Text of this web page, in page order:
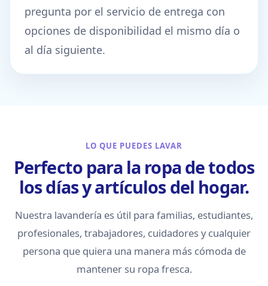
pregunta por el servicio de entrega con
opciones de disponibilidad el mismo día o
al día siguiente.
LO QUE PUEDES LAVAR
Perfecto para la ropa de todos
los días y artículos del hogar.
Nuestra lavandería es útil para familias, estudiantes,
profesionales, trabajadores, cuidadores y cualquier
persona que quiera una manera más cómoda de
mantener su ropa fresca.